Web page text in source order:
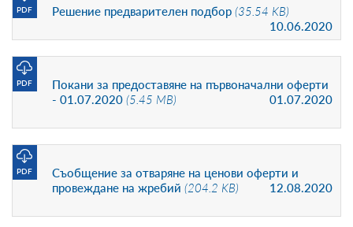
Решение предварителен подбор (35.54 KB)
10.06.2020
PDF
Покани за предоставяне на първоначални оферти
- 01.07.2020 (5.45 MB) 01.07.2020
PDF
Съобщение за отваряне на ценови оферти и
провеждане на жребий (204.2 KB) 12.08.2020
PDF